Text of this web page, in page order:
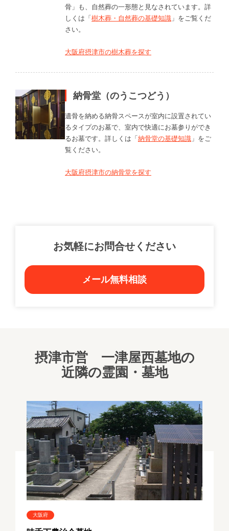
骨」も、自然葬の一形態と見なされています。詳
しくは「樹木葬・自然葬の基礎知識 」をご覧くだ
さい。
大阪府摂津市の樹木葬を探す
納骨堂（のうこつどう）
遺骨を納める納骨スペースが室内に設置されてい
るタイプのお墓で、室内で快適にお墓参りができ
るお墓です。詳しくは「納骨堂の基礎知識 」をご
覧ください。
大阪府摂津市の納骨堂を探す
お気軽にお問合せください
メール無料相談
摂津市営 一津屋西墓地の
近隣の霊園・墓地
大阪府